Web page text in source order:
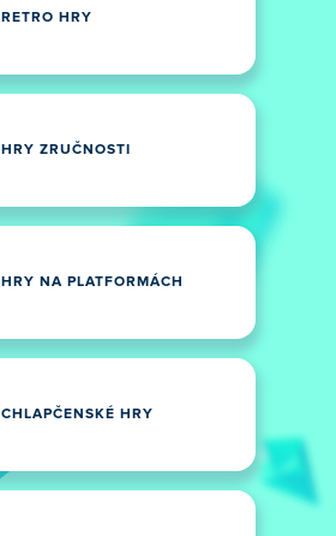
RETRO HRY
HRY ZRUČNOSTI
HRY NA PLATFORMÁCH
CHLAPČENSKÉ HRY